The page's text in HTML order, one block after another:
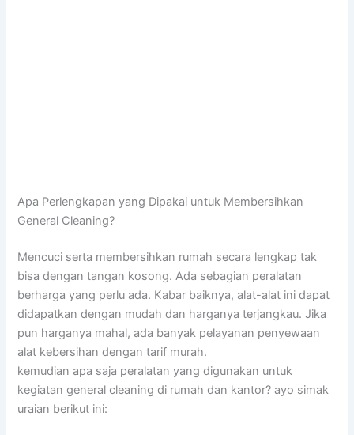
Apa Perlengkapan yang Dipakai untuk Membersihkan
General Cleaning?
Mencuci serta membersihkan rumah secara lengkap tak
bisa dengan tangan kosong. Ada sebagian peralatan
berharga yang perlu ada. Kabar baiknya, alat-alat ini dapat
didapatkan dengan mudah dan harganya terjangkau. Jika
pun harganya mahal, ada banyak pelayanan penyewaan
alat kebersihan dengan tarif murah.
kemudian apa saja peralatan yang digunakan untuk
kegiatan general cleaning di rumah dan kantor? ayo simak
uraian berikut ini: